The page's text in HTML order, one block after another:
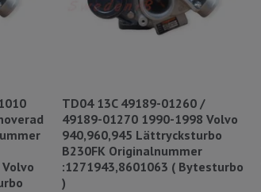
TD04 13C 49189-01260 /
49189-01270 1990-1998 Volvo
940,960,945 Lättrycksturbo
B230FK Originalnummer
:1271943,8601063 ( Bytesturbo
)